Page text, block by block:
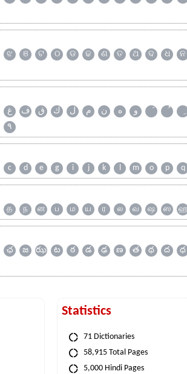
ଝ ଞ ଟ ଠ ଡ ଢ ଣ ତ ଥ ଦ ଧ
ନ
غ ف ق ك ل م ن ه
و
۹
c d e g i j k l m o p q
த ந ன ப ம ய ர ல வ ஷ ஸ ஹ
ఛ జ ఝ ట ఠ డ ఢ ణ త థ ద ధ
Statistics
71 Dictionaries
58,915 Total Pages
5,000 Hindi Pages